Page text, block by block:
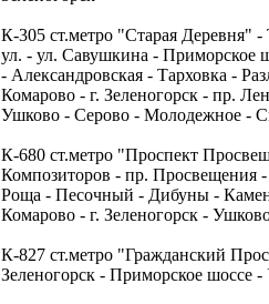
К-305 ст.метро "Старая Деревня"
ул. - ул. Савушкина - Приморское
- Александровская - Тарховка -
Комарово - г. Зеленогорск - пр.
Ушково - Серово - Молодежное -
К-680 ст.метро "Проспект
Композиторов - пр. Просвещения
Роща - Песочный - Дибуны -
Комарово - г. Зеленогорск -
К-827 ст.метро "Гражданский
Зеленогорск - Приморское